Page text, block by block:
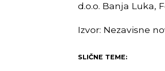
d.o.o. Banja Luka,
Izvor: Nezavisne
SLIČNE TEME: